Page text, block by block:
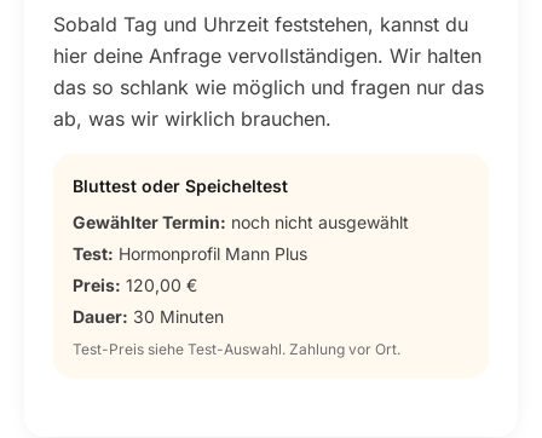
Sobald Tag und Uhrzeit feststehen, kannst du
hier deine Anfrage vervollständigen. Wir halten
das so schlank wie möglich und fragen nur das
ab, was wir wirklich brauchen.
Bluttest oder Speicheltest
Gewählter Termin: noch nicht ausgewählt
Test: Hormonprofil Mann Plus
Preis: 120,00 €
Dauer: 30 Minuten
Test-Preis siehe Test-Auswahl. Zahlung vor Ort.